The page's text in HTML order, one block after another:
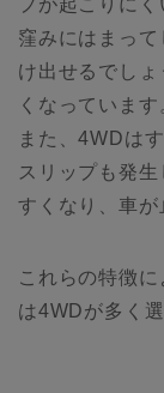
プが起こりにく
窪みにはまっ
け出せるでしょ
くなっています
また、4WDは
スリップも発
すくなり、車が
これらの特徴
は4WDが多く